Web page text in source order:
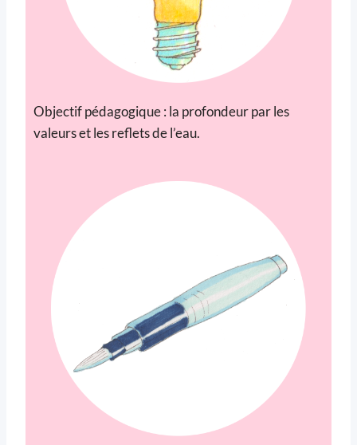
Objectif pédagogique : la profondeur par les
valeurs et les reflets de l’eau.